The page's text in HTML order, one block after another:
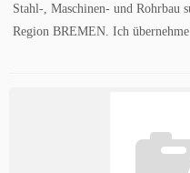
Stahl-, Maschinen- und Rohrbau
Region BREMEN. Ich